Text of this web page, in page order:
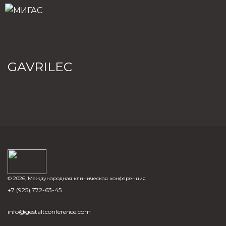
GAVRILEC
© 2026, Международная клиническая конференция
+7 (925) 772-63-45
info@gestaltconference.com